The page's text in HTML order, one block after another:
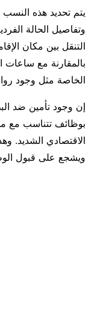
يتم تحديد هذه
وتفاصيل الحالة
التنقل بين مكان
بالمقارنة مع
الخاصة مثل وجود
إن وجود تأمين ضد
بوظائف تتناسب مع
الاقتصادي الشديد.
ويشجع على قبول